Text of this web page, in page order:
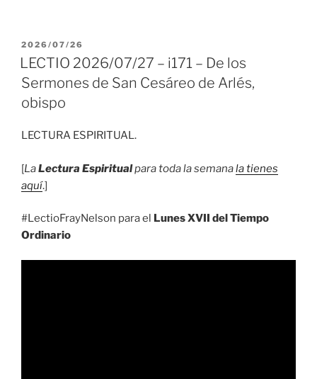
PUBLICADO
EL
2026/07/26
LECTIO 2026/07/27 – i171 – De los
Sermones de San Cesáreo de Arlés,
obispo
LECTURA ESPIRITUAL.
[LaLectura Espiritualpara toda la semanala tienes
aquí.]
#LectioFrayNelson para el Lunes XVII del Tiempo
Ordinario